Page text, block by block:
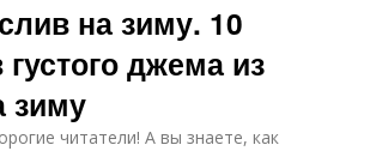
на зиму. 10
джема из
зиму
читатели! А вы знаете, как